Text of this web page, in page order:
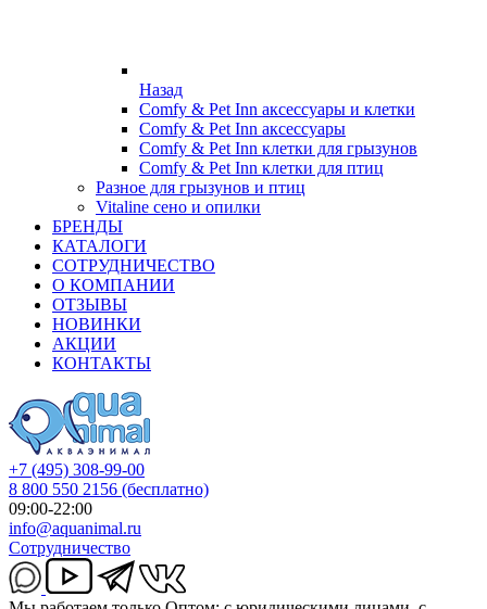
Назад
Comfy & Pet Inn аксессуары и клетки
Comfy & Pet Inn аксессуары
Comfy & Pet Inn клетки для грызунов
Comfy & Pet Inn клетки для птиц
Разное для грызунов и птиц
Vitaline сено и опилки
БРЕНДЫ
КАТАЛОГИ
СОТРУДНИЧЕСТВО
О КОМПАНИИ
ОТЗЫВЫ
НОВИНКИ
АКЦИИ
КОНТАКТЫ
+7 (495) 308-99-00
8 800 550 2156 (бесплатно)
09:00-22:00
info@aquanimal.ru
Сотрудничество